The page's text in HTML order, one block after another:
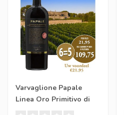
Varvaglione Papale
Linea Oro Primitivo di